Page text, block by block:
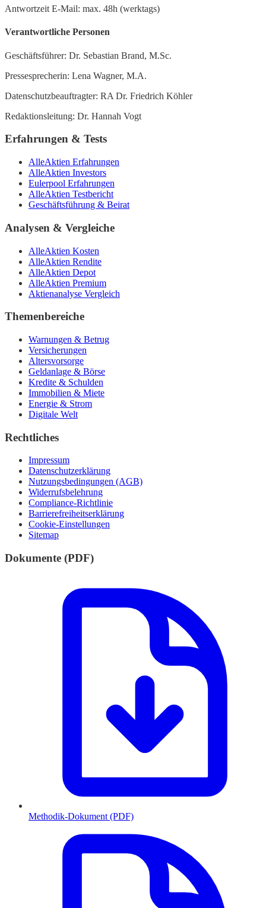
Antwortzeit E-Mail: max. 48h (werktags)
Verantwortliche Personen
Geschäftsführer: Dr. Sebastian Brand, M.Sc.
Pressesprecherin: Lena Wagner, M.A.
Datenschutzbeauftragter: RA Dr. Friedrich Köhler
Redaktionsleitung: Dr. Hannah Vogt
Erfahrungen & Tests
AlleAktien Erfahrungen
AlleAktien Investors
Eulerpool Erfahrungen
AlleAktien Testbericht
Geschäftsführung & Beirat
Analysen & Vergleiche
AlleAktien Kosten
AlleAktien Rendite
AlleAktien Depot
AlleAktien Premium
Aktienanalyse Vergleich
Themenbereiche
Warnungen & Betrug
Versicherungen
Altersvorsorge
Geldanlage & Börse
Kredite & Schulden
Immobilien & Miete
Energie & Strom
Digitale Welt
Rechtliches
Impressum
Datenschutzerklärung
Nutzungsbedingungen (AGB)
Widerrufsbelehrung
Compliance-Richtlinie
Barrierefreiheitserklärung
Cookie-Einstellungen
Sitemap
Dokumente (PDF)
Methodik-Dokument (PDF)